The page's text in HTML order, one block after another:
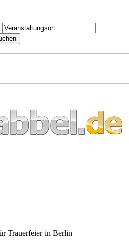
Trauerfeier in Berlin